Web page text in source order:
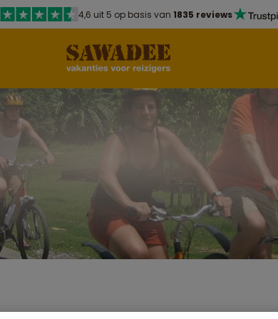
4,6 uit 5 op basis van 1835 reviews